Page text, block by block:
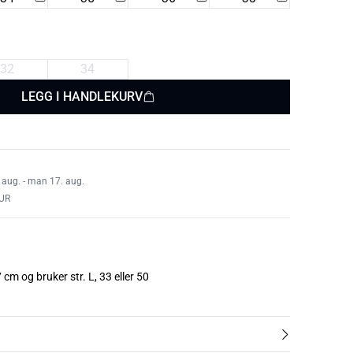
32
34
LEGG I HANDLEKURV
- man 17. aug.
og bruker str. L, 33 eller 50